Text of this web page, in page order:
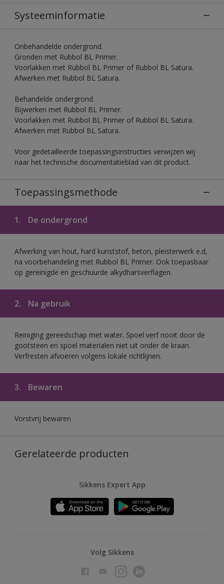
Systeeminformatie
Onbehandelde ondergrond.
Gronden met Rubbol BL Primer.
Voorlakken met Rubbol BL Primer of Rubbol BL Satura.
Afwerken met Rubbol BL Satura.
Behandelde ondergrond.
Bijwerken met Rubbol BL Primer.
Voorlakken met Rubbol BL Primer of Rubbol BL Satura.
Afwerken met Rubbol BL Satura.
Voor gedetailleerde toepassingsinstructies verwijzen wij
naar het technische documentatieblad van dit product.
Toepassingsmethode
1. De ondergrond
Afwerking van hout, hard kunststof, beton, pleisterwerk e.d,
na voorbehandeling met Rubbol BL Primer. Ook toepasbaar
op gereinigde en geschuurde alkydharsverflagen.
2. Na gebruik
Reiniging gereedschap met water. Spoel verf nooit door de
gootsteen en spoel materialen niet uit onder de kraan.
Verfresten afvoeren volgens lokale richtlijnen.
3. Bewaren
Vorstvrij bewaren
Gerelateerde producten
Sikkens Expert App
Volg Sikkens